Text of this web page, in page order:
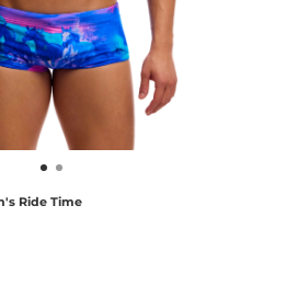
Ride Time